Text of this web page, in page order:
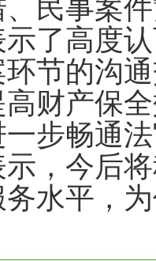
民事案
了高度
节的沟
财产保
步畅通
，今后
水平，